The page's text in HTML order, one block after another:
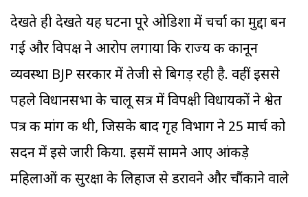
देखते ही देखते यह घटना पूरे ओडिशा में चर्चा का मुद्दा बन
गई और विपक्ष ने आरोप लगाया कि राज्य की कानून
व्यवस्था BJP सरकार में तेजी से बिगड़ रही है. वहीं इससे
पहले विधानसभा के चालू सत्र में विपक्षी विधायकों ने श्वेत
पत्र की मांग की थी, जिसके बाद गृह विभाग ने 25 मार्च को
सदन में इसे जारी किया. इसमें सामने आए आंकड़े
महिलाओं की सुरक्षा के लिहाज से डरावने और चौंकाने वाले